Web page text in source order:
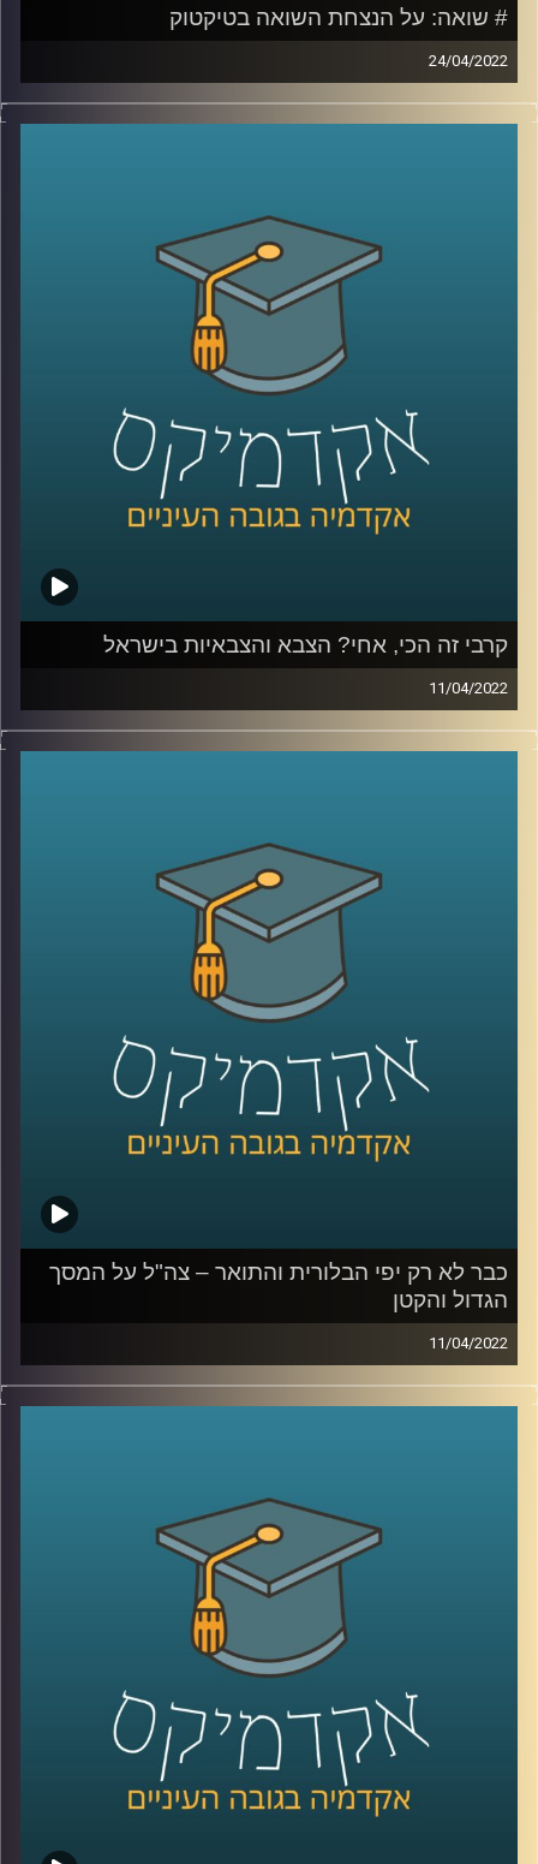
# שואה: על הנצחת השואה בטיקטוק
24/04/2022
סרטונים בטיקטוק בהם נערות מחופשות לקורבנות שואה או
תמונות זוועה ממחנות ריכוז והשמדה המלוות בשיר פופ קיצבי
הספר סמי עופר לתקשורת באוניברסיטת רייכמן ובמחלקה
לתקשורת באוניברסיטה העברית.
אז איך מנציחים את השואה בטיקטוק ולמה זה לא בהכרח דבר
שלילי להשתמש בפלטפורמה הזאת להנצחת השואה. האזינו
לשיחה שקיימתי עם תום דיבון.
קרדיט תמונות:
AudioVersity
קרבי זה הכי, אחי? הצבא והצבאיות בישראל
11/04/2022
האם עדיין "קרבי זה הכי אחי" או שמא "הטובים לסייבר? וגם,
מה העתיד של מודל צבא העם?
לשיחה על יחסי הצבא והתקשורת הישראלית –
לשיחה על היצג צה"ל בקולנוע וסדרות – לחצו כאן
AudioVersity
כבר לא רק יפי הבלורית והתואר – צה"ל על המסך
הגדול והקטן
11/04/2022
בשבוע שעבר זכתה הסדרה "שעת אפס" בפרס הסדרה הטובה
ביותר בפסטיבל קאן. הסדרה מציגה את הלוחמים בצה"ל באור
בפרק זה ד"ר מיכל שביט, חוקרת של יחסי הצבא והחברה
הישראלית, תדבר על השינוי באופן הצגת צה"ל בתרבות
לשיחה על יחסי צה"ל והתקשורת הישראלית –
בצבא והצבאיות בישראל –
קרדיט תמונות:AudioVersity